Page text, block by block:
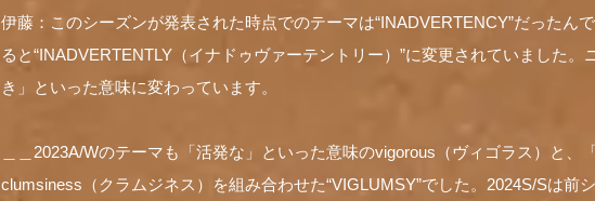
伊藤：このシーズンが発表された時点でのテーマは“INADVERTENCY”だったん
ると“INADVERTENTLY（イナドゥヴァーテントリー）”に変更されていました
き」といった意味に変わっています。
＿＿2023A/Wのテーマも「活発な」といった意味のvigorous（ヴィゴラス）と、
clumsiness（クラムジネス）を組み合わせた“VIGLUMSY”でした。2024S/Sは前